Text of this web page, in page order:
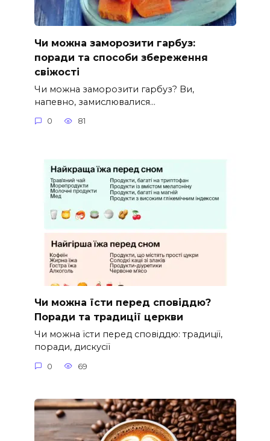
Чи можна заморозити гарбуз:
поради та способи збереження
свіжості
Чи можна заморозити гарбуз? Ви,
напевно, замислювалися…
0 81
Чи можна їсти перед сповіддю?
Поради та традиції церкви
Чи можна їсти перед сповіддю: традиції,
поради, дискусії
0 69